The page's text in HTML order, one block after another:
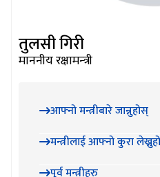
तुलसी गिरी
आफ्नो मन्त्रीबारे जान्नुहोस्
मन्त्रीलाई आफ्नो कुरा लेख्नुहोस्